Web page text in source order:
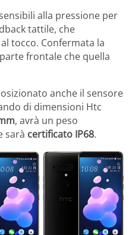
alla pressione per
tattile, che
tocco. Confermata la
frontale che quella
anche il sensore
di dimensioni Htc
, avrà un peso
sarà certificato IP68.